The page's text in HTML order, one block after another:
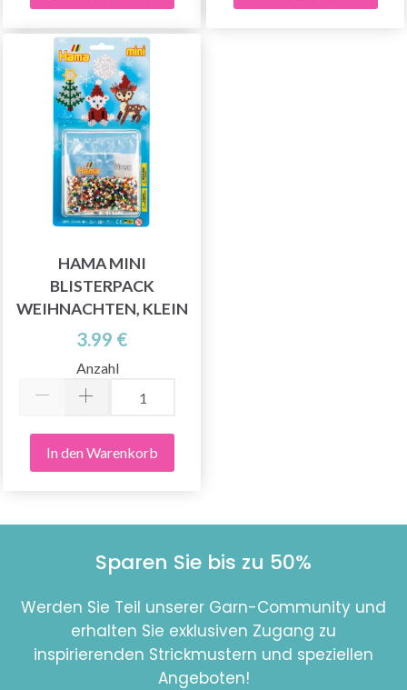
HAMA MINI
BLISTERPACK
WEIHNACHTEN, KLEIN
3.99 €
Anzahl
In den Warenkorb
Sparen Sie bis zu 50%
Werden Sie Teil unserer Garn-Community und
erhalten Sie exklusiven Zugang zu
inspirierenden Strickmustern und speziellen
Angeboten!